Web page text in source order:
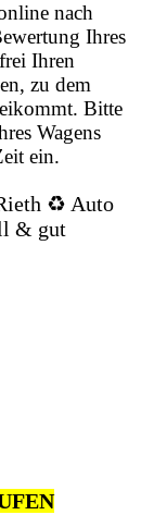
nach
Ihres
Ihren
zu dem
Bitte
Wagens
ein.
♻️ Auto
& gut